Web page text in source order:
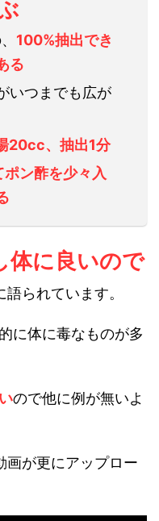
100%抽出でき
る
いつまでも広が
20cc、抽出1分
ン酢を少々入
体に良いので
られています。
に体に毒なものが多
ので他に例が無いよ
画が更にアップロー